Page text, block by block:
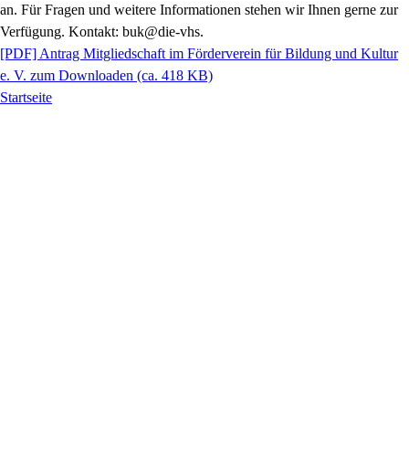
an. Für Fragen und weitere Informationen stehen wir Ihnen gerne zur
Verfügung. Kontakt: buk@die-vhs.
[PDF] Antrag Mitgliedschaft im Förderverein für Bildung und Kultur
e. V. zum Downloaden (ca. 418 KB)
Startseite